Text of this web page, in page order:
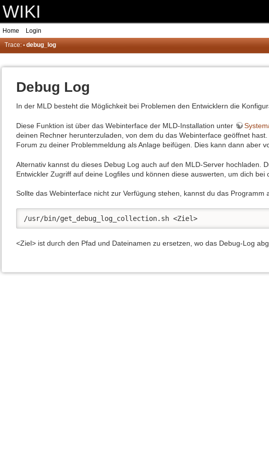
WIKI
Home Login
Trace: • debug_log
Debug Log
In der MLD besteht die Möglichkeit bei Problemen den Entwicklern die
Diese Funktion ist über das Webinterface der MLD-Installation unter
deinen Rechner herunterzuladen, von dem du das Webinterface geöffnet
Forum zu deiner Problemmeldung als Anlage beifügen. Dies kann dann aber
Alternativ kannst du dieses Debug Log auch auf den MLD-Server hochladen.
Entwickler Zugriff auf deine Logfiles und können diese auswerten, um dich bei
Sollte das Webinterface nicht zur Verfügung stehen, kannst du das Programm
/usr/bin/get_debug_log_collection.sh <Ziel>
<Ziel> ist durch den Pfad und Dateinamen zu ersetzen, wo das Debug-Log